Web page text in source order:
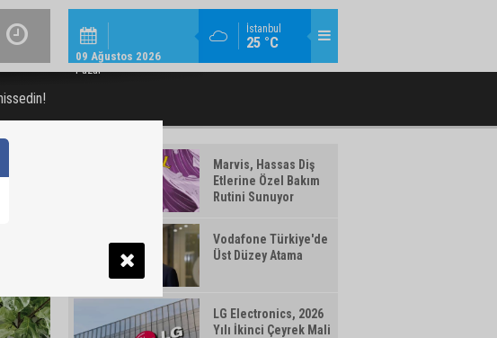
İstanbul
25 °C
09 Ağustos 2026
Pazar
KURUMSAL / 11:08
İŞ BANKASI GRUBU ÜST YÖNETIMINDE GÖREV DEĞIŞIMI
VAKIFBANK’IN AKTIF BÜYÜKLÜĞÜ
Marvis, Hassas Diş
Etlerine Özel Bakım
Rutini Sunuyor
Vodafone Türkiye'de
Üst Düzey Atama
LG Electronics, 2026
Yılı İkinci Çeyrek Mali